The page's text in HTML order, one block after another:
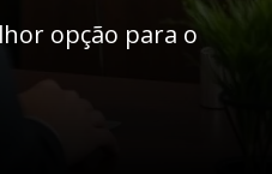
opção para o